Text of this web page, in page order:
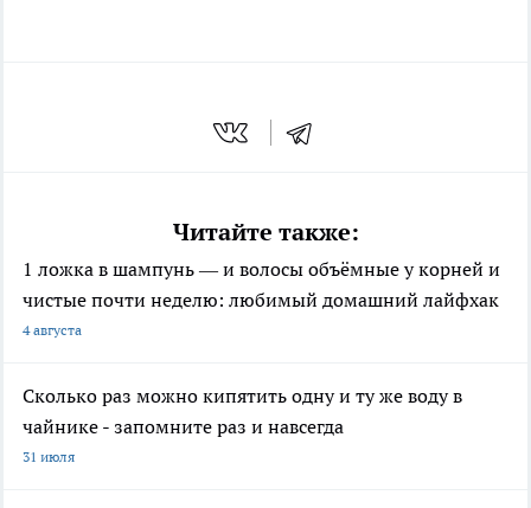
Читайте также:
1 ложка в шампунь — и волосы объёмные у корней и
чистые почти неделю: любимый домашний лайфхак
4 августа
Сколько раз можно кипятить одну и ту же воду в
чайнике - запомните раз и навсегда
31 июля